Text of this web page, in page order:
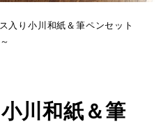
入り小川和紙＆筆ペンセット
川和紙＆筆